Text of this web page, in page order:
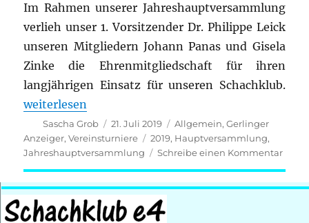
Im Rahmen unserer Jahreshauptversammlung
verlieh unser 1. Vorsitzender Dr. Philippe Leick
unseren Mitgliedern Johann Panas und Gisela
Zinke die Ehrenmitgliedschaft für ihren
langjährigen Einsatz für unseren Schachklub.
„Jahreshauptversammlung 2019“
weiterlesen
Autor
Sascha Grob
Veröffentlicht
am
21. Juli 2019 Kategorien
Allgemein,Gerlinger
Anzeiger,Vereinsturniere Schlagwörter
2019, Hauptversammlung,
Jahreshauptversammlung
Schreibe einen Kommentarzu
2019